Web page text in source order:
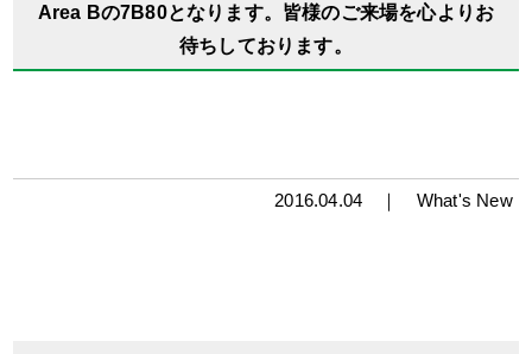
Area Bの7B80となります。皆様のご来場を心よりお
待ちしております。
2016.04.04 ｜ What's New